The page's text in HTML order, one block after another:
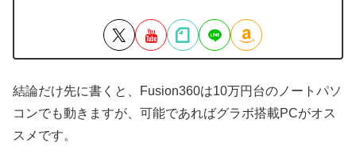
結論だけ先に書くと、Fusion360は10万円台のノートパソ
コンでも動きますが、可能であればグラボ搭載PCがオス
スメです。